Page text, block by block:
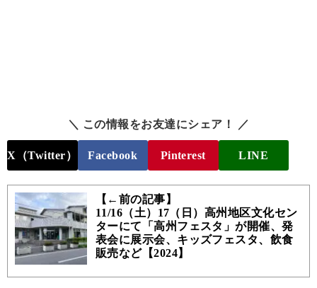
＼ この情報をお友達にシェア！ ／
X（Twitter） Facebook Pinterest LINE
【←前の記事】
11/16（土）17（日）高州地区文化セン
ターにて「高州フェスタ」が開催、発
表会に展示会、キッズフェスタ、飲食
販売など【2024】